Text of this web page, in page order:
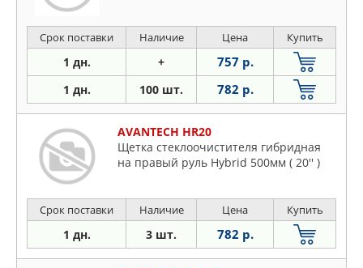
Срок поставки Наличие Цена Купить
1 дн. + 757 р.
1 дн. 100 шт. 782 р.
AVANTECH HR20
Щетка стеклоочистителя гибридная
на правый руль Hybrid 500мм ( 20'' )
Срок поставки Наличие Цена Купить
1 дн. 3 шт. 782 р.